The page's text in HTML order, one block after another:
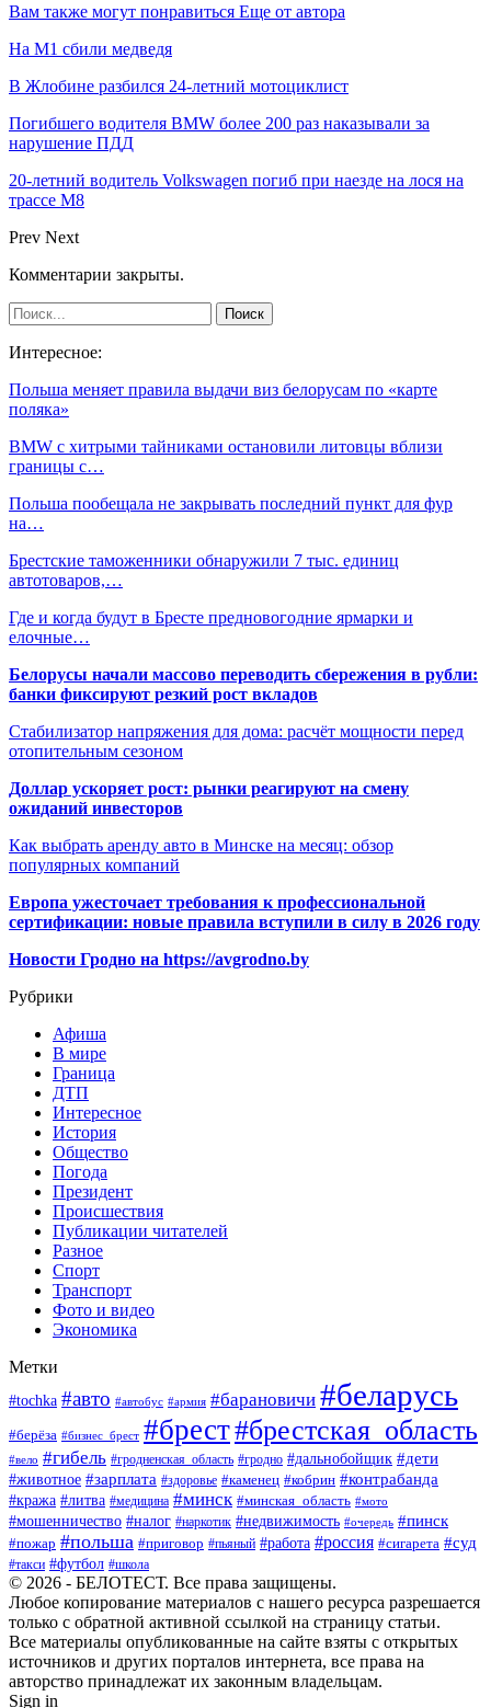
Вам также могут понравиться Еще от автора
На М1 сбили медведя
В Жлобине разбился 24-летний мотоциклист
Погибшего водителя BMW более 200 раз наказывали за
нарушение ПДД
20-летний водитель Volkswagen погиб при наезде на лося на
трассе М8
Prev Next
Комментарии закрыты.
Интересное:
Польша меняет правила выдачи виз белорусам по «карте
поляка»
BMW с хитрыми тайниками остановили литовцы вблизи
границы с…
Польша пообещала не закрывать последний пункт для фур
на…
Брестские таможенники обнаружили 7 тыс. единиц
автотоваров,…
Где и когда будут в Бресте предновогодние ярмарки и
елочные…
Белорусы начали массово переводить сбережения в рубли:
банки фиксируют резкий рост вкладов
Стабилизатор напряжения для дома: расчёт мощности перед
отопительным сезоном
Доллар ускоряет рост: рынки реагируют на смену
ожиданий инвесторов
Как выбрать аренду авто в Минске на месяц: обзор
популярных компаний
Европа ужесточает требования к профессиональной
сертификации: новые правила вступили в силу в 2026 году
Новости Гродно на https://avgrodno.by
Рубрики
Афиша
В мире
Граница
ДТП
Интересное
История
Общество
Погода
Президент
Происшествия
Публикации читателей
Разное
Спорт
Транспорт
Фото и видео
Экономика
Метки
#tochka #авто #автобус #армия #барановичи #беларусь
#берёза #бизнес_брест #брест#брестская_область
#вело #гибель #гродненская_область #гродно #дальнобойщик #дети
#животное #зарплата #здоровье #каменец #кобрин #контрабанда
#кража #литва #медицина #минск #минская_область #мото
#мошенничество #налог #наркотик #недвижимость #очередь #пинск
#пожар #польша #приговор #пьяный #работа #россия #сигарета #суд
#такси #футбол #школа
© 2026 - БЕЛОТЕСТ. Все права защищены.
Любое копирование материалов с нашего ресурса разрешается
только с обратной активной ссылкой на страницу статьи.
Все материалы опубликованные на сайте взяты с открытых
источников и других порталов интернета, все права на
авторство принадлежат их законным владельцам.
Sign in